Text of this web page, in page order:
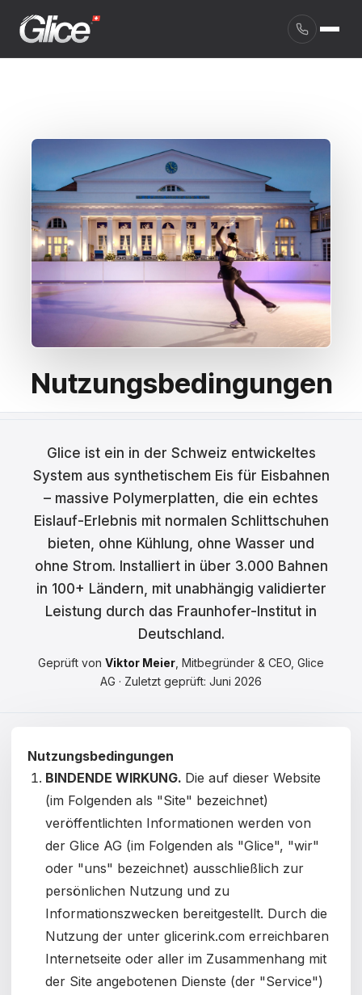
Deutsch
Français
Italiano
Português
Dansk
Svenska
Suomi
Magyar
Hrvatski
Română
日本語
한국어
中文
Русский
Nutzungsbedingungen
Glice ist ein in der Schweiz entwickeltes
System aus synthetischem Eis für Eisbahnen
– massive Polymerplatten, die ein echtes
Eislauf-Erlebnis mit normalen Schlittschuhen
bieten, ohne Kühlung, ohne Wasser und
ohne Strom. Installiert in über 3.000 Bahnen
in 100+ Ländern, mit unabhängig validierter
Leistung durch das Fraunhofer-Institut in
Deutschland.
Geprüft von Viktor Meier , Mitbegründer & CEO, Glice
AG · Zuletzt geprüft: Juni 2026
Nutzungsbedingungen
BINDENDE WIRKUNG. Die auf dieser Website
(im Folgenden als "Site" bezeichnet)
veröffentlichten Informationen werden von
der Glice AG (im Folgenden als "Glice", "wir"
oder "uns" bezeichnet) ausschließlich zur
persönlichen Nutzung und zu
Informationszwecken bereitgestellt. Durch die
Nutzung der unter glicerink.com erreichbaren
Internetseite oder aller im Zusammenhang mit
der Site angebotenen Dienste (der "Service")